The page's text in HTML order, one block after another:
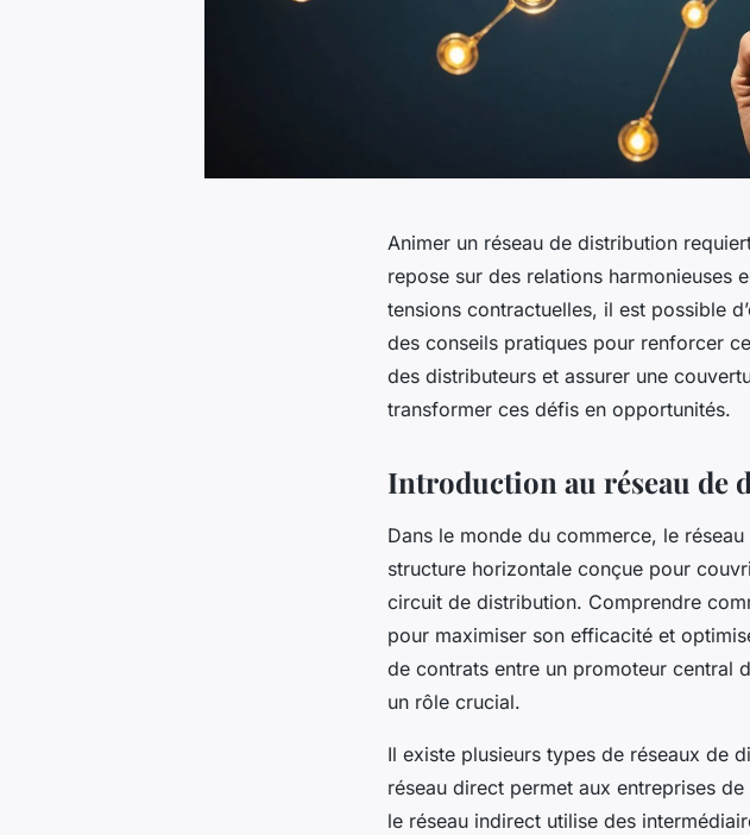
Animer un réseau de distribution
repose sur des relations harmonieuses
tensions contractuelles, il est possible
des conseils pratiques pour renforcer
des distributeurs et assurer une
transformer ces défis en opportunités.
Introduction au réseau de
Dans le monde du commerce, le
structure horizontale conçue pour
circuit de distribution. Comprendre
pour maximiser son efficacité et
de contrats entre un promoteur central
un rôle crucial.
Il existe plusieurs types de réseaux de
réseau direct permet aux entreprises
le réseau indirect utilise des